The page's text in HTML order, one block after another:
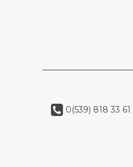
0(539) 818 33 61